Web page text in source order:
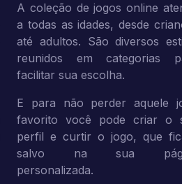
A coleção de jogos online
a todas as idades, desde
até adultos. São diversos
reunidos em categorias
facilitar sua escolha.
E para não perder aquele
favorito você pode criar o
perfil e curtir o jogo, que
salvo na sua
personalizada.